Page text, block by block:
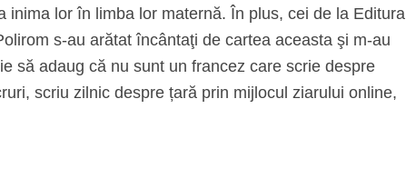
inima lor în limba lor maternă. În plus, cei de la Editura
s-au arătat încântaţi de cartea aceasta şi m-au
să adaug că nu sunt un francez care scrie despre
scriu zilnic despre țară prin mijlocul ziarului online,